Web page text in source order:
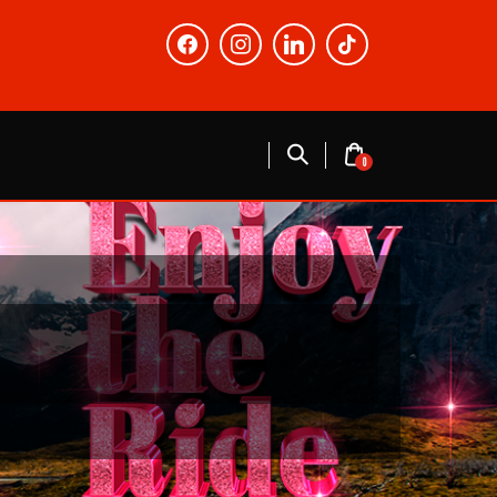
facebook instagramlinkedin tiktok
0